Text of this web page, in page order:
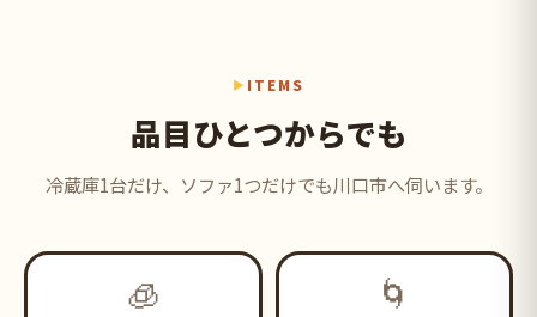
ITEMS
品目ひとつからでも
冷蔵庫1台だけ、ソファ1つだけでも川口市へ伺います。
🧊 🌀